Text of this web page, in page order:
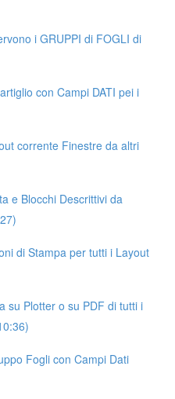
i GRUPPI di FOGLI di
con Campi DATI pei i
corrente Finestre da altri
e Blocchi Descrittivi da
di Stampa per tutti i Layout
su Plotter o su PDF di tutti i
Fogli con Campi Dati